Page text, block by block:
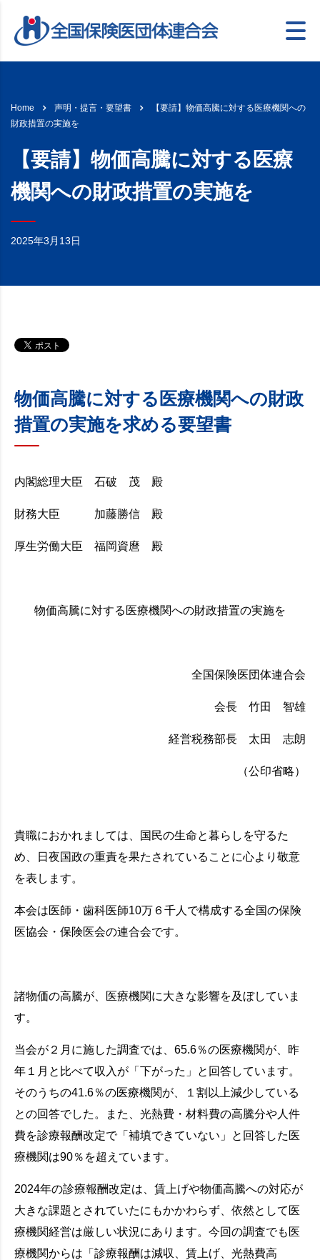
Home 声明・提言・要望書
【要請】物価高騰に対する医療機関への
財政措置の実施を
【要請】物価高騰に対する医療
機関への財政措置の実施を
2025年3月13日
物価高騰に対する医療機関への財政
措置の実施を求める要望書
内閣総理大臣 石破 茂 殿
財務大臣 加藤勝信 殿
厚生労働大臣 福岡資麿 殿
物価高騰に対する医療機関への財政措置の実施を
全国保険医団体連合会
会長 竹田 智雄
経営税務部長 太田 志朗
（公印省略）
貴職におかれましては、国民の生命と暮らしを守るた
め、日夜国政の重責を果たされていることに心より敬意
を表します。
本会は医師・歯科医師10万６千人で構成する全国の保険
医協会・保険医会の連合会です。
諸物価の高騰が、医療機関に大きな影響を及ぼしていま
す。
当会が２月に施した調査では、65.6％の医療機関が、昨
年１月と比べて収入が「下がった」と回答しています。
そのうちの41.6％の医療機関が、１割以上減少している
との回答でした。また、光熱費・材料費の高騰分や人件
費を診療報酬改定で「補填できていない」と回答した医
療機関は90％を超えています。
2024年の診療報酬改定は、賃上げや物価高騰への対応が
大きな課題とされていたにもかかわらず、依然として医
療機関経営は厳しい状況にあります。今回の調査でも医
療機関からは「診療報酬は減収、賃上げ、光熱費高